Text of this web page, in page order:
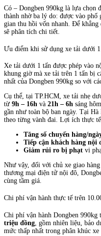
Có – Dongben 990kg là lựa chọn
thành nhờ ba lý do: được vào
gian thu hồi vốn nhanh. Để
sẽ phân tích chi tiết.
Ưu điểm khi sử dụng xe tải dưới
Xe tải dưới 1 tấn được phép vào
khung giờ mà xe tải trên 1 tấn bị
nhất của Dongben 990kg so với
Cụ thể, tại TP.HCM, xe tải nhẹ
từ 9h – 16h và 21h – 6h sáng
gần như toàn bộ ban ngày. Tại
theo từng vành đai. Lợi ích thực
Tăng số chuyến hàng/
Tiếp cận khách hàng nội
Giảm rủi ro bị phạt vi
Như vậy, đối với chủ xe giao
thương mại điện tử nội đô,
cùng tầm giá.
Chi phí vận hành thực tế trên
Chi phí vận hành Dongben 990kg
triệu đồng , gồm nhiên liệu, bảo
mức thấp nhất trong phân khúc xe